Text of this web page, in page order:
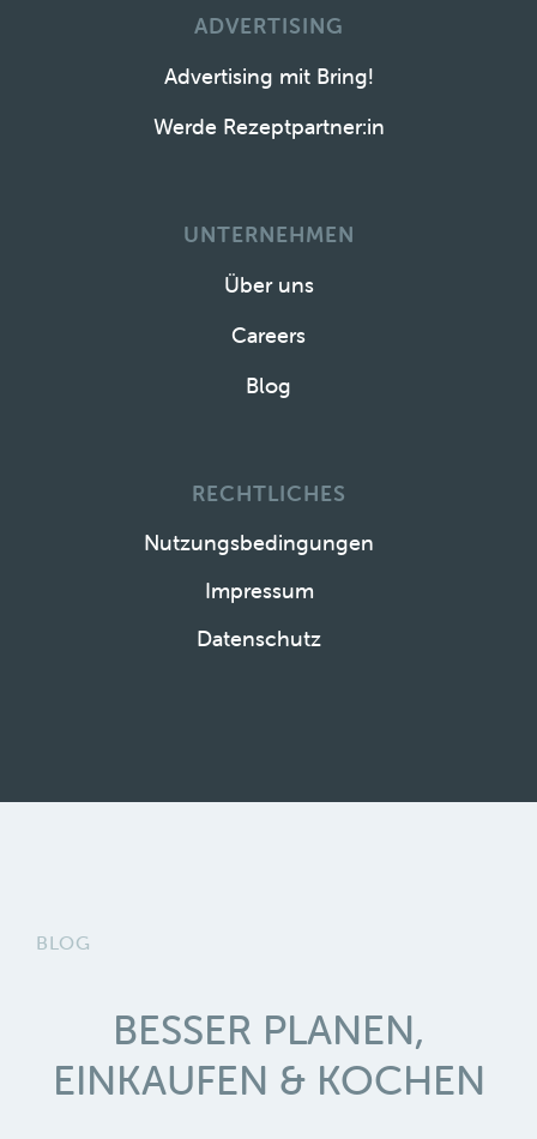
ADVERTISING
Advertising mit Bring!
Werde Rezeptpartner:in
UNTERNEHMEN
Über uns
Careers
Blog
RECHTLICHES
Nutzungsbedingungen
Impressum
Datenschutz
BLOG
BESSER PLANEN,
EINKAUFEN & KOCHEN